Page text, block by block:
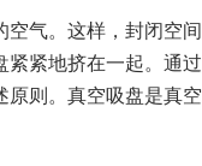
气。这样，封闭空间
紧紧地挤在一起。通过
原则。真空吸盘是真空